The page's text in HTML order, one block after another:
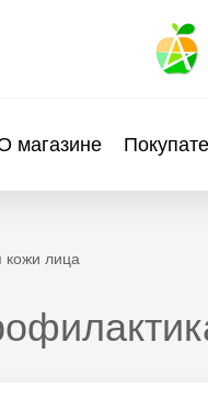
магазине
кожи лица